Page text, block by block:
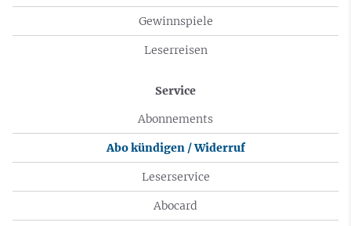
Gewinnspiele
Leserreisen
Service
Abonnements
Abo kündigen / Widerruf
Leserservice
Abocard